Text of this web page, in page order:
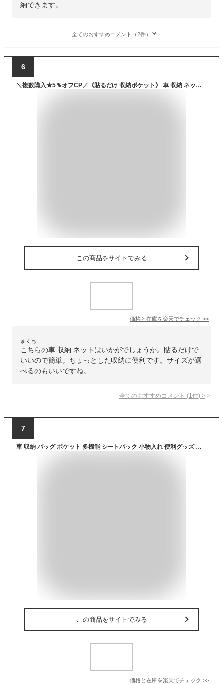
納できます。
全てのおすすめコメント（2件）
6
＼複数購入★5％オフCP／《貼るだけ 収納ポケット》 車 収納 ネット ポケット 車用 運転席 助手席 後部座席 トランク ラゲッジ カーゴ ルーフ カー用品 洗車 スプレー レジャー キャンプ アウトドア 車中泊 買い物 マジックテープ 荷物 ミニバン 1BOX SUV 旅行
この商品をサイトでみる
価格と在庫を楽天でチェック >>
まくち
こちらの車 収納 ネットはいかがでしょうか。貼るだけで
いいので簡単。ちょっとした収納に便利です。サイズが選
べるのもいいですね。
全てのおすすめコメント (1 件) >
7
車 収納 バッグ ポケット 多機能 シートバック 小物入れ 便利グッズ ネット 運転席 助手席 ミニバン 軽自動車 SUV ティッシュ スマホ ドリンクホルダー センターカーゴ LotNo.01
この商品をサイトでみる
価格と在庫を楽天でチェック >>